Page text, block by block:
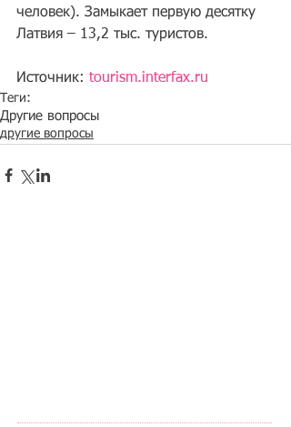
человек). Замыкает первую десятку
Латвия – 13,2 тыс. туристов.
Источник: tourism.interfax.ru
Теги:
Другие вопросы
другие вопросы